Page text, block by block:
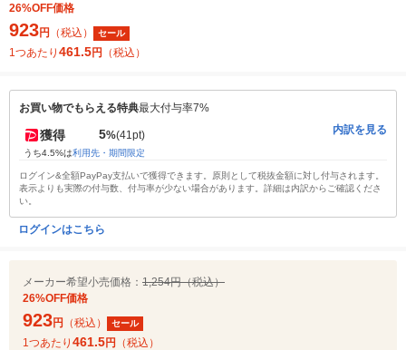
26%OFF価格
923円 （税込） セール
1つあたり 461.5円 （税込）
お買い物でもらえる特典最大付与率7%
獲得 5%(41pt)
うち4.5%は利用先・期間限定
内訳を見る
ログイン&全額PayPay支払いで獲得できます。原則として税抜金額に対し付与されます。
表示よりも実際の付与数、付与率が少ない場合があります。詳細は内訳からご確認くださ
い。
ログインはこちら
メーカー希望小売価格： 1,254円（税込）
26%OFF価格
923円 （税込） セール
1つあたり 461.5円 （税込）